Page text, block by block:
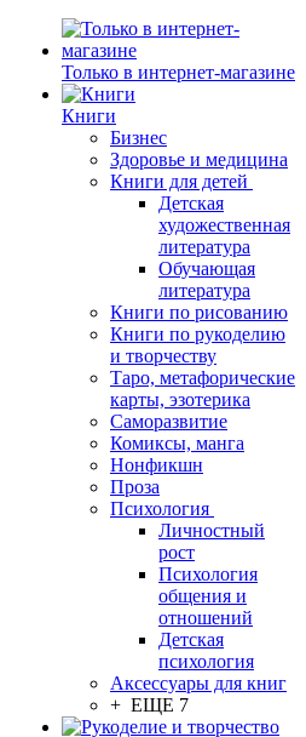
Только в интернет-магазине
Книги
Бизнес
Здоровье и медицина
Книги для детей
Детская
художественная
литература
Обучающая
литература
Книги по рисованию
Книги по рукоделию
и творчеству
Таро, метафорические
карты, эзотерика
Саморазвитие
Комиксы, манга
Нонфикшн
Проза
Психология
Личностный
рост
Психология
общения и
отношений
Детская
психология
Аксессуары для книг
+ ЕЩЕ 7